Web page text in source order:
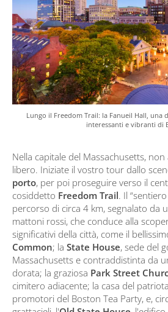
Lungo il Freedom Trail: la Fanueil Hall, una
interessanti e vibranti di
Nella capitale del Massachusetts,
libero. Iniziate il vostro tour dallo
porto, per poi proseguire verso il
cosiddetto Freedom Trail. Il
percorso di circa 4 km, segnalato da
mattoni rossi, che conduce alla
significativi della città, come il
Common; la State House, sede del
Massachusetts e contraddistinta da
dorata; la graziosa Park Street
cimitero adiacente; la casa del patriota
promotori del Boston Tea Party, e,